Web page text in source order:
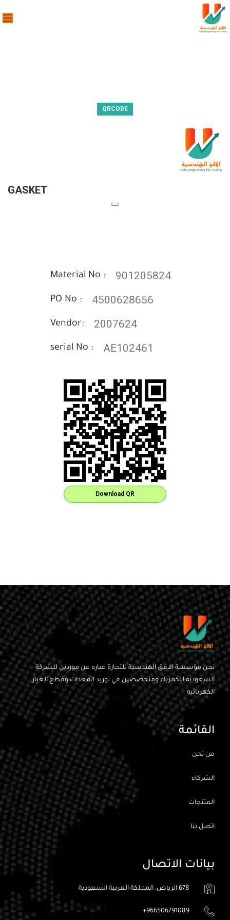
QRCODE
GASKET
Download QR
Material No : 901205824
PO No : 4500628656
Vendor: 2007624
serial No : AE102461
نحن مؤسسة الافق الهندسية للتجارة عباره عن موردين للشركة
السعوديه للكهرباء ومتخصصين في توريد المعدات وقطع الغيار
الكهربائيه
القائمة
من نحن
الشركاء
المتنجات
اتصل بنا
بيانات الاتصال
678 الرياض، المملكة العربية السعودية
966506791089+